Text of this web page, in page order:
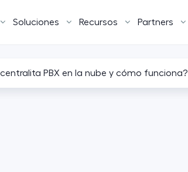
Soluciones Recursos Partners
PBX en la nube y cómo funciona?